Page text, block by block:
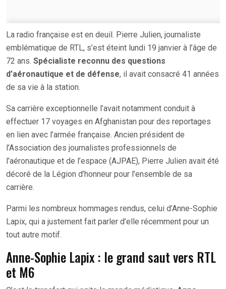
La radio française est en deuil. Pierre Julien, journaliste
emblématique de RTL, s’est éteint lundi 19 janvier à l’âge de
72 ans. Spécialiste reconnu des questions
d’aéronautique et de défense, il avait consacré 41 années
de sa vie à la station.
Sa carrière exceptionnelle l’avait notamment conduit à
effectuer 17 voyages en Afghanistan pour des reportages
en lien avec l’armée française. Ancien président de
l’Association des journalistes professionnels de
l’aéronautique et de l’espace (AJPAE), Pierre Julien avait été
décoré de la Légion d’honneur pour l’ensemble de sa
carrière.
Parmi les nombreux hommages rendus, celui d’Anne-Sophie
Lapix, qui a justement fait parler d’elle récemment pour un
tout autre motif.
Anne-Sophie Lapix : le grand saut vers RTL
et M6